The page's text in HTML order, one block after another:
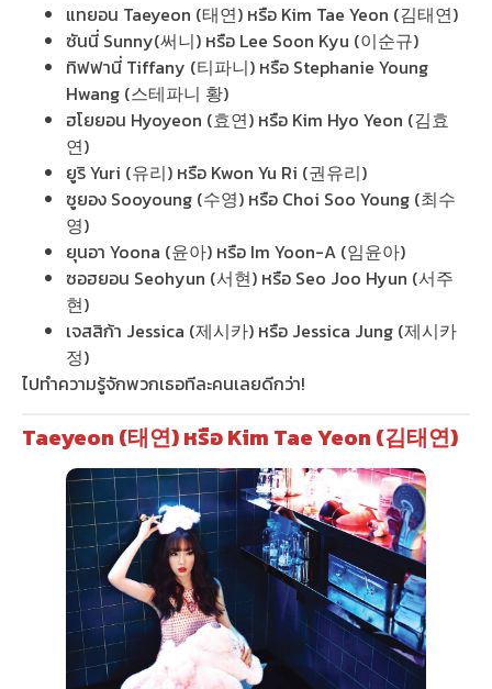
แทยอน Taeyeon (태연) หรือ Kim Tae Yeon (김태연)
ซันนี่ Sunny(써니) หรือ Lee Soon Kyu (이순규)
ทิฟฟานี่ Tiffany (티파니) หรือ Stephanie Young
Hwang (스테파니 황)
ฮโยยอน Hyoyeon (효연) หรือ Kim Hyo Yeon (김효
연)
ยูริ Yuri (유리) หรือ Kwon Yu Ri (권유리)
ซูยอง Sooyoung (수영) หรือ Choi Soo Young (최수
영)
ยุนอา Yoona (윤아) หรือ Im Yoon-A (임윤아)
ซอฮยอน Seohyun (서현) หรือ Seo Joo Hyun (서주
현)
เจสสิก้า Jessica (제시카) หรือ Jessica Jung (제시카
정)
ไปทำความรู้จักพวกเธอทีละคนเลยดีกว่า!
Taeyeon (태연) หรือ Kim Tae Yeon (김태연)